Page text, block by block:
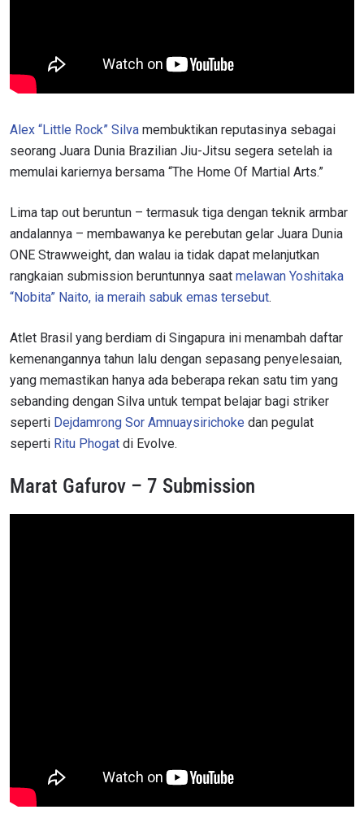
Alex “Little Rock” Silva membuktikan reputasinya sebagai
seorang Juara Dunia Brazilian Jiu-Jitsu segera setelah ia
memulai kariernya bersama “The Home Of Martial Arts.”
Lima tap out beruntun – termasuk tiga dengan teknik armbar
andalannya – membawanya ke perebutan gelar Juara Dunia
ONE Strawweight, dan walau ia tidak dapat melanjutkan
rangkaian submission beruntunnya saat melawan Yoshitaka
“Nobita” Naito, ia meraih sabuk emas tersebut.
Atlet Brasil yang berdiam di Singapura ini menambah daftar
kemenangannya tahun lalu dengan sepasang penyelesaian,
yang memastikan hanya ada beberapa rekan satu tim yang
sebanding dengan Silva untuk tempat belajar bagi striker
seperti Dejdamrong Sor Amnuaysirichoke dan pegulat
seperti Ritu Phogat di Evolve.
Marat Gafurov – 7 Submission